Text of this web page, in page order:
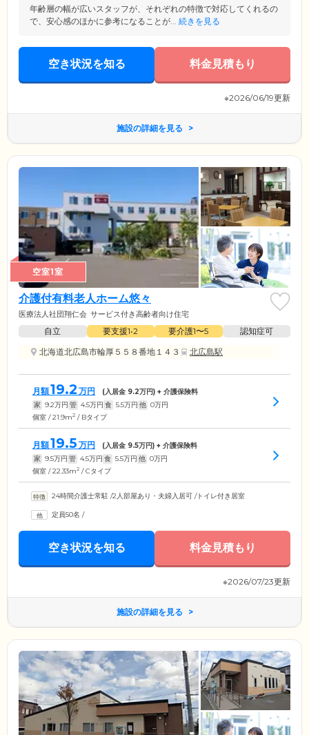
年齢層の幅が広いスタッフが、それぞれの特徴で対応してくれるの
で、安心感のほかに参考になることが... 続きを見る
空き状況を知る 料金見積もり
※2026/06/19更新
施設の詳細を見る
空室1室
介護付有料老人ホーム悠々
医療法人社団翔仁会 サービス付き高齢者向け住宅
自立 要支援1•2 要介護1〜5
認知症可
北海道北広島市輪厚５５８番地１４３
北広島駅
月額19.2 万円 (入居金 9.2万円) + 介護保険料
家 9.2万円 管 4.5万円 食 5.5万円 他 0万円
個室 / 21.9m2 / Bタイプ
月額19.5 万円 (入居金 9.5万円) + 介護保険料
家 9.5万円 管 4.5万円 食 5.5万円 他 0万円
個室 / 22.33m2 / Cタイプ
24時間介護士常駐 /2人部屋あり・夫婦入居可 /トイレ付き居室
定員50名 /
空き状況を知る 料金見積もり
※2026/07/23更新
施設の詳細を見る